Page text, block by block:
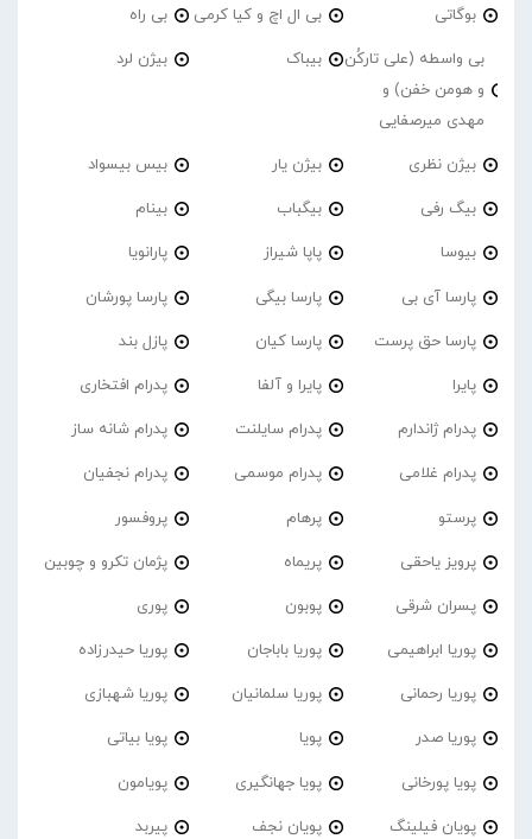
بوگاتی بی ال اچ و کیا کرمی بی راه
بی واسطه (علی تارکُن
و هومن خفن) و
مهدی میرصفایی
بیباک بیژن لرد
بیژن نظری بیژن یار بیس بیسواد
بیگ رفی بیگباب بینام
بیوسا پاپا شیراز پارانویا
پارسا آی بی پارسا بیگی پارسا پورشان
پارسا حق پرست پارسا کیان پازل بند
پایرا پایرا و آلفا پدرام افتخاری
پدرام ژاندارم پدرام‌ سایلنت پدرام شانه ساز
پدرام غلامی پدرام موسمی پدرام نجفیان
پرستو پرهام پروفسور
پرویز یاحقی پریماه پژمان تکرو و چوبین
پسران شرقی پوبون پوری
پوریا ابراهیمی پوریا باباجان پوریا حیدرزاده
پوریا رحمانی پوریا سلمانیان پوریا شهبازی
پوریا صدر پویا پویا بیاتی
پویا پورخانی پویا جهانگیری پویامون
پویان فیلینگ پویان نجف پیربد